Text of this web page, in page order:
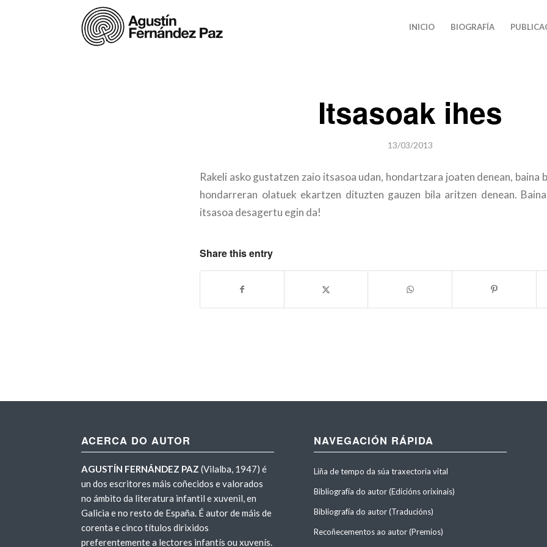
INICIO BIOGRAFÍA
Itsasoak ihes
13/03/2013
Rakeli asko gustatzen zaio itsasoa udan, hondartzara joaten denean, baina
hondarreran olatuek ekartzen dituzten gauzen bila aritzen denean.
itsasoa desagertu egin da!
Share this entry
ACERCA DO AUTOR
AGUSTÍN FERNÁNDEZ PAZ (Vilalba, 1947) é
un dos escritores máis coñecidos e valorados
no ámbito da literatura infantil e xuvenil, en
Galicia e no resto de España. É autor de máis de
corenta e cinco títulos dirixidos
preferentemente a lectores infantís ou xuvenís.
NAVEGACIÓN RÁPIDA
Liña de tempo da súa traxectoria vital
Bibliografía do autor (Edicións orixinais)
Bibliografía do autor (Traducións)
Recoñecementos ao autor (Premios)